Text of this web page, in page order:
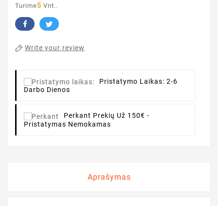
Turime5 Vnt..
Write your review
Pristatymo Laikas: 2-6
Darbo Dienos
Perkant Prekių Už 150€ -
Pristatymas Nemokamas
Aprašymas